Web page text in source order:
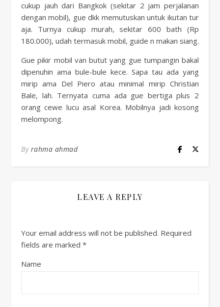
cukup jauh dari Bangkok (sekitar 2 jam perjalanan
dengan mobil), gue dkk memutuskan untuk ikutan tur
aja. Turnya cukup murah, sekitar 600 bath (Rp
180.000), udah termasuk mobil, guide n makan siang.
Gue pikir mobil van butut yang gue tumpangin bakal
dipenuhin ama bule-bule kece. Sapa tau ada yang
mirip ama Del Piero atau minimal mirip Christian
Bale, lah. Ternyata cuma ada gue bertiga plus 2
orang cewe lucu asal Korea. Mobilnya jadi kosong
melompong.
By rahma ahmad
LEAVE A REPLY
Your email address will not be published. Required
fields are marked *
Name